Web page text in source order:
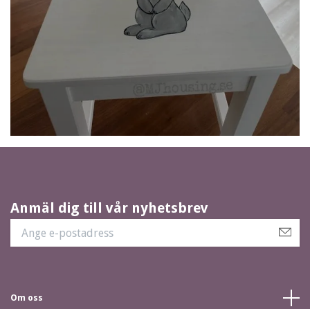
Anmäl dig till vår nyhetsbrev
Om oss